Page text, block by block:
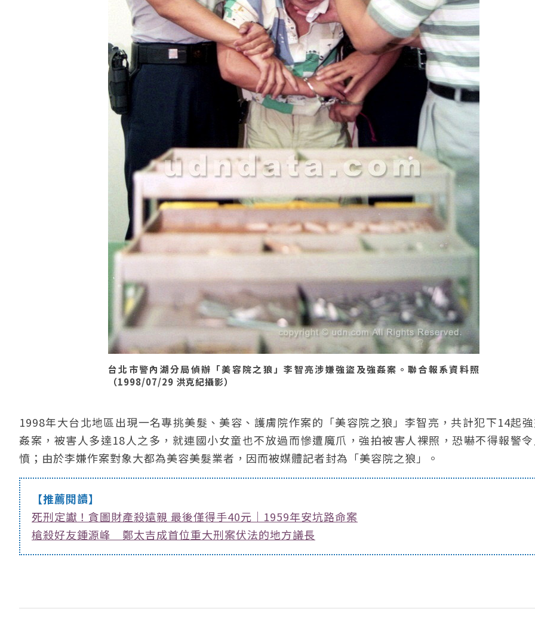
台北市警內湖分局偵辦「美容院之狼」李智亮涉嫌強盜及強姦案。聯合報系資料照
（1998/07/29 洪克紀攝影）
1998年大台北地區出現一名專挑美髮、美容、護膚院作案的「美容院之狼」李智亮，共計犯下14起
姦案，被害人多達18人之多，就連國小女童也不放過而慘遭魔爪，強拍被害人裸照，恐嚇不得報警
憤；由於李嫌作案對象大都為美容美髮業者，因而被媒體記者封為「美容院之狼」。
【推薦閱讀】
死刑定讞！貪圖財產殺遠親 最後僅得手40元｜1959年安坑路命案
槍殺好友鍾源峰 鄭太吉成首位重大刑案伏法的地方議長